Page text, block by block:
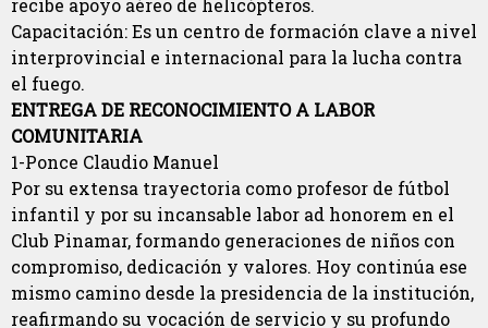
recibe apoyo aéreo de helicópteros.
Capacitación: Es un centro de formación clave a nivel
interprovincial e internacional para la lucha contra
el fuego.
ENTREGA DE RECONOCIMIENTO A LABOR
COMUNITARIA
1-Ponce Claudio Manuel
Por su extensa trayectoria como profesor de fútbol
infantil y por su incansable labor ad honorem en el
Club Pinamar, formando generaciones de niños con
compromiso, dedicación y valores. Hoy continúa ese
mismo camino desde la presidencia de la institución,
reafirmando su vocación de servicio y su profundo